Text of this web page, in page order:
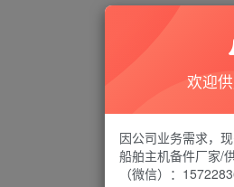
喜欢就
点赞12
欢迎
因公司业务需求，
船舶主机备件厂家/
（微信）：